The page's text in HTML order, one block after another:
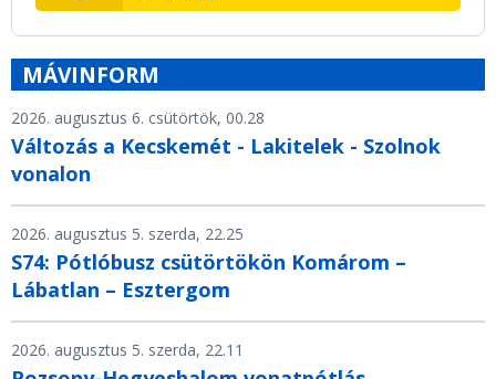
MÁVINFORM
2026. augusztus 6. csütörtök, 00.28
Változás a Kecskemét - Lakitelek - Szolnok
vonalon
2026. augusztus 5. szerda, 22.25
S74: Pótlóbusz csütörtökön Komárom –
Lábatlan – Esztergom
2026. augusztus 5. szerda, 22.11